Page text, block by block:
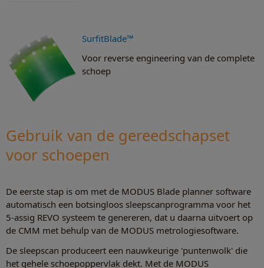
SurfitBlade™
Voor reverse engineering van de complete
schoep
Gebruik van de gereedschapset
voor schoepen
De eerste stap is om met de MODUS Blade planner software
automatisch een botsingloos sleepscanprogramma voor het
5-assig REVO systeem te genereren, dat u daarna uitvoert op
de CMM met behulp van de MODUS metrologiesoftware.
De sleepscan produceert een nauwkeurige 'puntenwolk' die
het gehele schoepoppervlak dekt. Met de MODUS